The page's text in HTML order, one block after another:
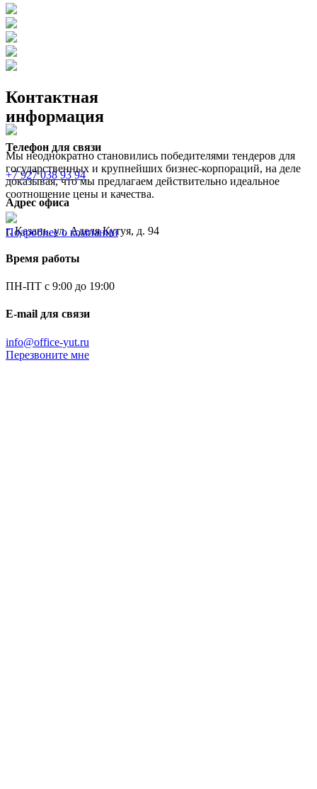
Мы неоднократно становились победителями тендеров для
государственных и крупнейших бизнес-корпораций, на деле
доказывая, что мы предлагаем действительно идеальное
соотношение цены и качества.
Подробнее о компании
Контактная
информация
Телефон для связи
+7 927 038 93 94
Адрес офиса
г. Казань, ул. Аделя Кутуя, д. 94
Время работы
ПН-ПТ с 9:00 до 19:00
E-mail для связи
info@office-yut.ru
Перезвоните мне